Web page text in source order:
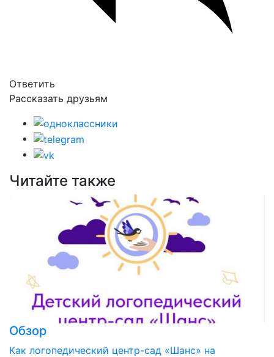
Ответить
Рассказать друзьям
Читайте также
Обзор
Как логопедический центр-сад «Шанс» на